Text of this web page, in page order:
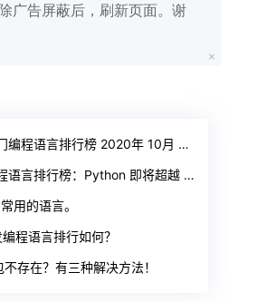
广告屏蔽后，刷新页面。谢
语言排行榜 2020年 10月 TOP10
言排行榜：Python 即将超越 Java
用的语言。
程语言排行如何？
存在？有三种解决方法！